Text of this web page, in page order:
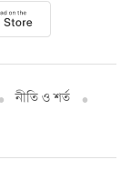
নীতি ও শর্ত